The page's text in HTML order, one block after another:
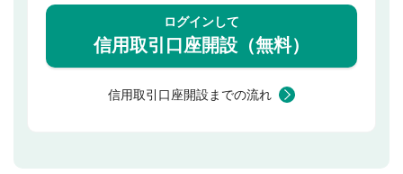
ログインして
信用取引口座開設（無料）
信用取引口座開設までの流れ